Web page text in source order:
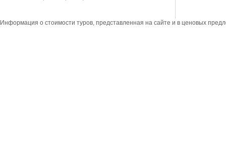
Информация о стоимости туров, представленная на сайте и в ценовых